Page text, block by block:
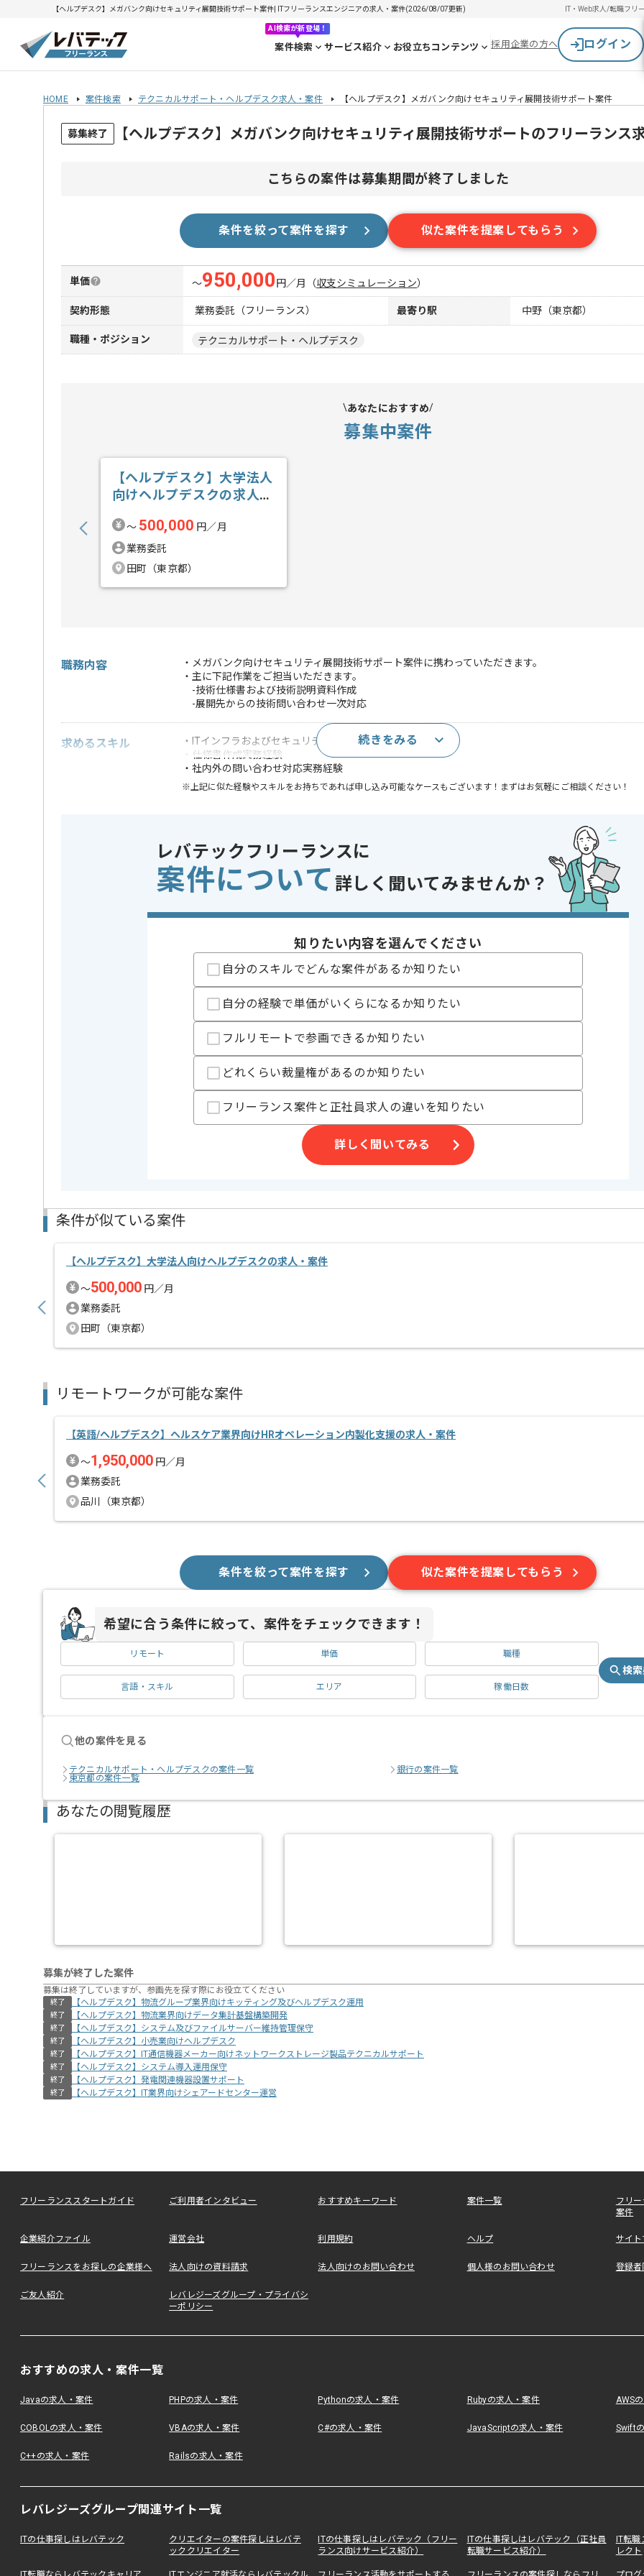
【ヘルプデスク】メガバンク向けセキュリティ展開技術サポート案件| ITフリーランスエンジニアの求人・案件(2026/08/07更新) IT・Web求人/転職フリ
AI検索が新登場！
案件検索 サービス紹介 お役立ちコンテンツ 採用企業の方へ ログイン
HOME 案件検索 テクニカルサポート・ヘルプデスク求人・案件 【ヘルプデスク】メガバンク向けセキュリティ展開技術サポート案件
募集終了 【ヘルプデスク】メガバンク向けセキュリティ展開技術サポートのフリーランス
こちらの案件は募集期間が終了しました
条件を絞って案件を探す 似た案件を提案してもらう
単価 〜950,000 円／月 （収支シミュレーション）
契約形態 業務委託（フリーランス） 最寄り駅 中野（東京都）
職種・ポジション テクニカルサポート・ヘルプデスク
あなたにおすすめ
募集中案件
【ヘルプデスク】大学法人
向けヘルプデスクの求人・
〜 500,000 円／月
業務委託
田町（東京都）
職務内容
・メガバンク向けセキュリティ展開技術サポート案件に携わっていただきます。
・主に下記作業をご担当いただきます。
-技術仕様書および技術説明資料作成
-展開先からの技術問い合わせ一次対応
求めるスキル
・ITインフラおよびセキュリティ基礎知識
・仕様書作成実務経験
・社内外の問い合わせ対応実務経験
※上記に似た経験やスキルをお持ちであれば申し込み可能なケースもございます！まずはお気軽にご相談ください！
特徴
20代活躍中 , 30代活躍中 , 長期プロジェクト , 新技術に積極的 , 40代活躍中 , BtoB
今回はメガバンク向けセキュリティ展開技術サポート案件
ヘルプデスクとしての実務経験を活かしたい方にお勧めです。
基本的には常駐での作業を見込んでおります。
続きをみる
レバテックフリーランスに
案件について 詳しく聞いてみませんか？
知りたい内容を選んでください
自分のスキルでどんな案件があるか知りたい
自分の経験で単価がいくらになるか知りたい
フルリモートで参画できるか知りたい
どれくらい裁量権があるのか知りたい
フリーランス案件と正社員求人の違いを知りたい
詳しく聞いてみる
条件が似ている案件
【ヘルプデスク】大学法人向けヘルプデスクの求人・案件
〜500,000 円／月
業務委託
田町（東京都）
リモートワークが可能な案件
【英語/ヘルプデスク】ヘルスケア業界向けHRオペレーション内製化支援の求人・案件
〜1,950,000 円／月
業務委託
品川（東京都）
条件を絞って案件を探す 似た案件を提案してもらう
希望に合う条件に絞って、案件をチェックできます！
リモート 単価 職種
言語・スキル エリア 稼働日数
検
他の案件を見る
テクニカルサポート・ヘルプデスクの案件一覧
銀行の案件一覧
東京都の案件一覧
あなたの閲覧履歴
募集が終了した案件
募集は終了していますが、参画先を探す際にお役立てください
終了 【ヘルプデスク】物流グループ業界向けキッティング及びヘルプデスク運用
終了 【ヘルプデスク】物流業界向けデータ集計基盤構築開発
終了 【ヘルプデスク】システム及びファイルサーバー維持管理保守
終了 【ヘルプデスク】小売業向けヘルプデスク
終了 【ヘルプデスク】IT通信機器メーカー向けネットワークストレージ製品テクニカルサポート
終了 【ヘルプデスク】システム導入運用保守
終了 【ヘルプデスク】発電関連機器設置サポート
終了 【ヘルプデスク】IT業界向けシェアードセンター運営
フリーランススタートガイド ご利用者インタビュー おすすめキーワード 案件一覧
フリ
案件
企業紹介ファイル 運営会社 利用規約 ヘルプ サイ
フリーランスをお探しの企業様へ 法人向けの資料請求 法人向けのお問い合わせ 個人様のお問い合わせ 登録
ご友人紹介
レバレジーズグループ・プライバシ
ーポリシー
おすすめの求人・案件一覧
Javaの求人・案件 PHPの求人・案件 Pythonの求人・案件 Rubyの求人・案件 AWS
COBOLの求人・案件 VBAの求人・案件 C#の求人・案件 JavaScriptの求人・案件 Swift
C++の求人・案件 Railsの求人・案件
レバレジーズグループ関連サイト一覧
ITの仕事探しはレバテック
クリエイターの案件探しはレバテ
ッククリエイター
ITの仕事探しはレバテック（フリー
ランス向けサービス紹介）
ITの仕事探しはレバテック（正社員
転職サービス紹介）
IT転
レクト